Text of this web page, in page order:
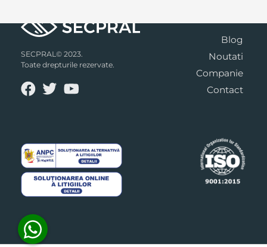
SECPRAL© 2023.
Toate drepturile rezervate.
Blog
Noutati
Companie
Contact